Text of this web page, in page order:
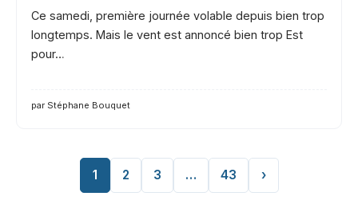
Ce samedi, première journée volable depuis bien trop
longtemps. Mais le vent est annoncé bien trop Est
pour…
par Stéphane Bouquet
1 2 3 … 43 ›